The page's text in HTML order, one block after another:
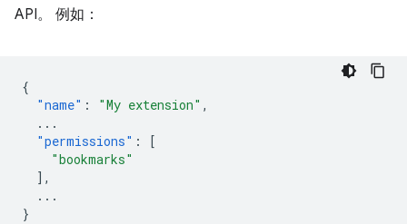
API。 例如：
{
"name" : "My extension" ,
...
"permissions" :
[
"bookmarks"
],
...
}